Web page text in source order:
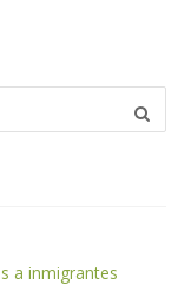
a inmigrantes